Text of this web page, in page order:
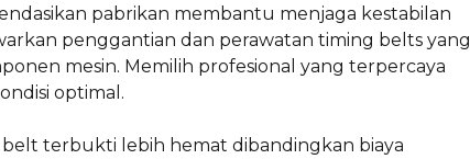
pabrikan membantu menjaga kestabilan
penggantian dan perawatan timing belts yang
mesin. Memilih profesional yang terpercaya
optimal.
terbukti lebih hemat dibandingkan biaya